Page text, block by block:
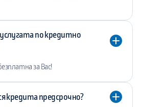
по кредитно
за Вас!
кредита предсрочно?